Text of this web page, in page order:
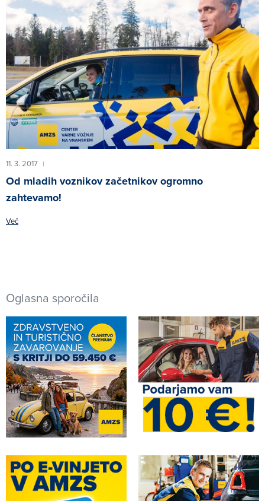
11. 3. 2017 |
Od mladih voznikov začetnikov ogromno
zahtevamo!
Več
Oglasna sporočila